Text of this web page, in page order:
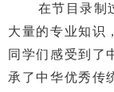
在节目录制
大量的专业知识
同学们感受到了
承了中华优秀传